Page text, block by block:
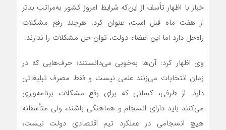
خباز با اظهار تأسف از این‌که شرایط امروز کشور به‌مراتب بدتر
از هفت ماه قبل است، عنوان کرد: هرچند رفع مشکلات
راه‌حل دارد اما این اعضاء دولت، توان حل مشکلات را ندارند.
وی اظهار کرد: آن‌ها به‌خوبی می‌دانستند؛ حرف‌هایی که در
زمان انتخابات می‌زنند علمی نیست و فقط مصرف تبلیغاتی
دارد. از طرفی، کسانی که برای رفع مشکلات برنامه‌ریزی
می‌کنند باید دارای انسجام و هماهنگی باشند، ولی متأسفانه
هیچ انسجامی در عملکرد تیم اقتصادی دولت نیست،